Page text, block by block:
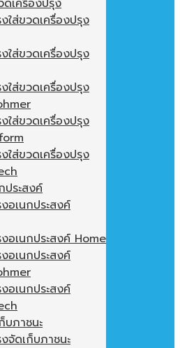
ดเครื่องปรุง
ใส่ขวดเครื่องปรุง
ใส่ขวดเครื่องปรุง
ใส่ขวดเครื่องปรุง
ใส่ขวดเครื่องปรุง
ใส่ขวดเครื่องปรุง
ประสงค์
อเนกประสงค์
อเนกประสงค์ Home
อเนกประสงค์
อเนกประสงค์
บภาชนะ
จัดเก็บภาชนะ